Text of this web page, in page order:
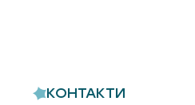
КОНТАКТИ